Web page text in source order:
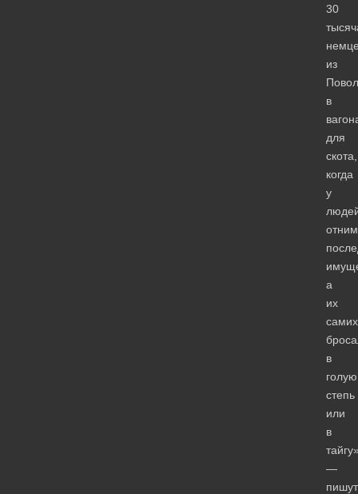
30
из
в
для
скота,
когда
у
а
их
самих
в
голую
степь
или
в
—
пишут